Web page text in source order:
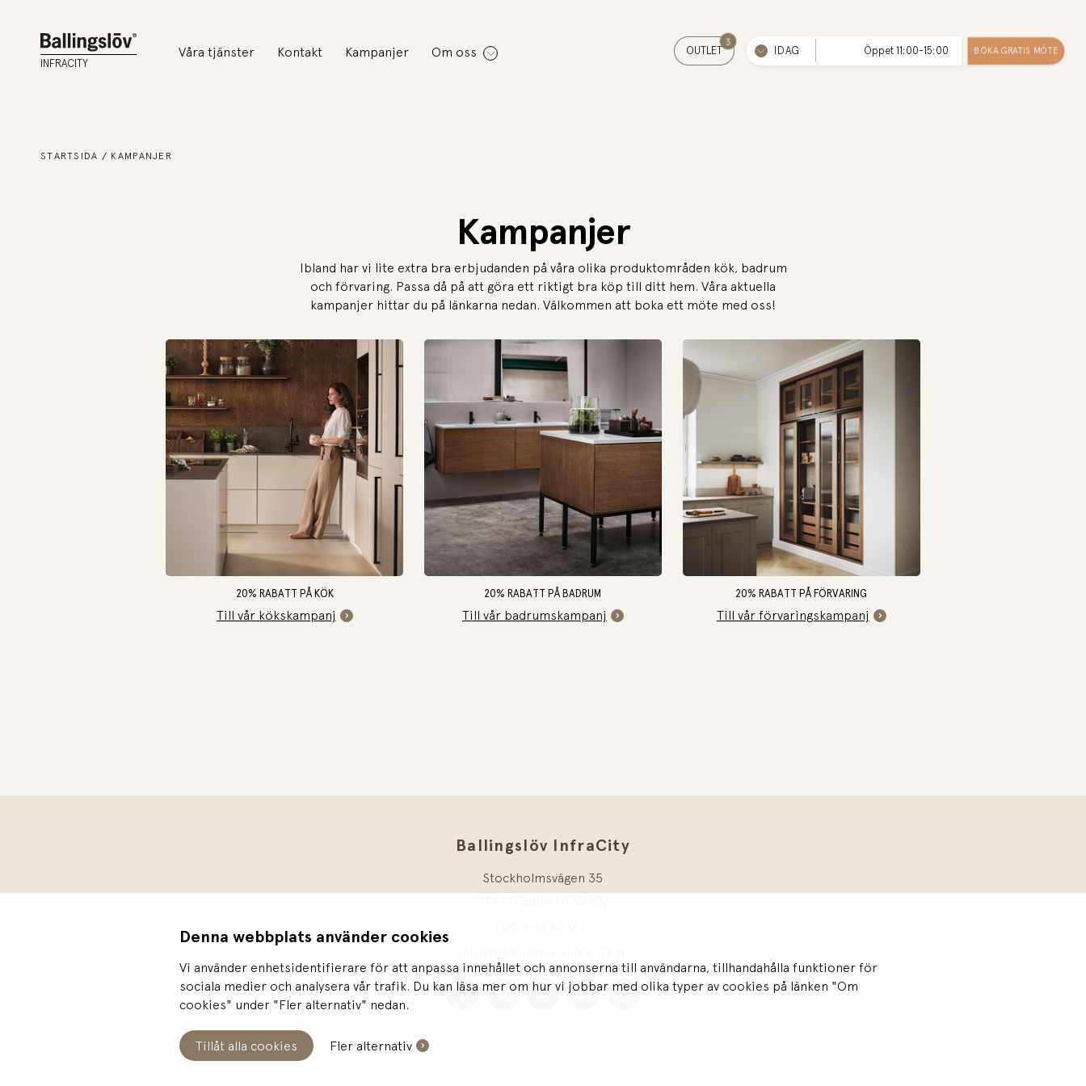
Denna webbplats använder cookies
Vi använder enhetsidentifierare för att anpassa innehållet och annonserna till användarna, tillhandahålla funktioner för
sociala medier och analysera vår trafik. Du kan läsa mer om hur vi jobbar med olika typer av cookies på länken "Om
cookies" under "Fler alternativ" nedan.
Tillåt alla cookies Fler alternativ
INFRACITY
Våra tjänster Kontakt Kampanjer Om oss OUTLET
3
IDAG Öppet 11:00-15:00 BOKA GRATIS MÖTE
STARTSIDA KAMPANJER
Kampanjer
Ibland har vi lite extra bra erbjudanden på våra olika produktområden kök, badrum
och förvaring. Passa då på att göra ett riktigt bra köp till ditt hem. Våra aktuella
kampanjer hittar du på länkarna nedan. Välkommen att boka ett möte med oss!
20% RABATT PÅ KÖK
Till vår kökskampanj
20% RABATT PÅ BADRUM
Till vår badrumskampanj
20% RABATT PÅ FÖRVARING
Till vår förvaringskampanj
Ballingslöv InfraCity
Stockholmsvägen 35